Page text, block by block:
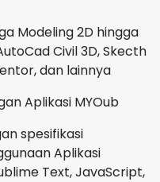
Modeling 2D hingga
Civil 3D, Skecth
dan lainnya
Aplikasi MYOub
spesifikasi
Aplikasi
Text, JavaScript,